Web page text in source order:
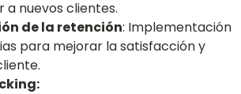
a nuevos clientes.
de la retención: Implementación
para mejorar la satisfacción y